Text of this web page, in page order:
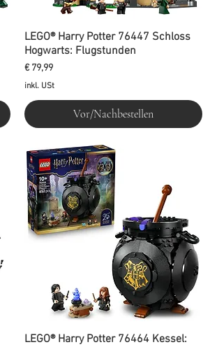
LEGO® Harry Potter 76447 Schloss
Hogwarts: Flugstunden
Preis
€ 79,99
inkl. USt
Vor/Nachbestellen
LEGO® Harry Potter 76464 Kessel: